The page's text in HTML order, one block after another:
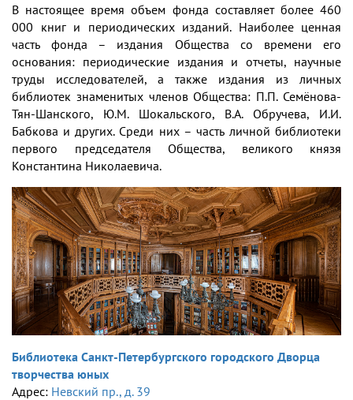
В настоящее время объем фонда составляет более 460
000 книг и периодических изданий. Наиболее ценная
часть фонда – издания Общества со времени его
основания: периодические издания и отчеты, научные
труды исследователей, а также издания из личных
библиотек знаменитых членов Общества: П.П. Семёнова-
Тян-Шанского, Ю.М. Шокальского, В.А. Обручева, И.И.
Бабкова и других. Среди них – часть личной библиотеки
первого председателя Общества, великого князя
Константина Николаевича.
Библиотека Санкт-Петербургского городского Дворца
творчества юных
Адрес: Невский пр., д. 39